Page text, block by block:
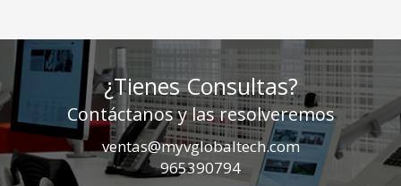
¿Tienes Consultas?
Contáctanos y las resolveremos
ventas@myvglobaltech.com
965390794